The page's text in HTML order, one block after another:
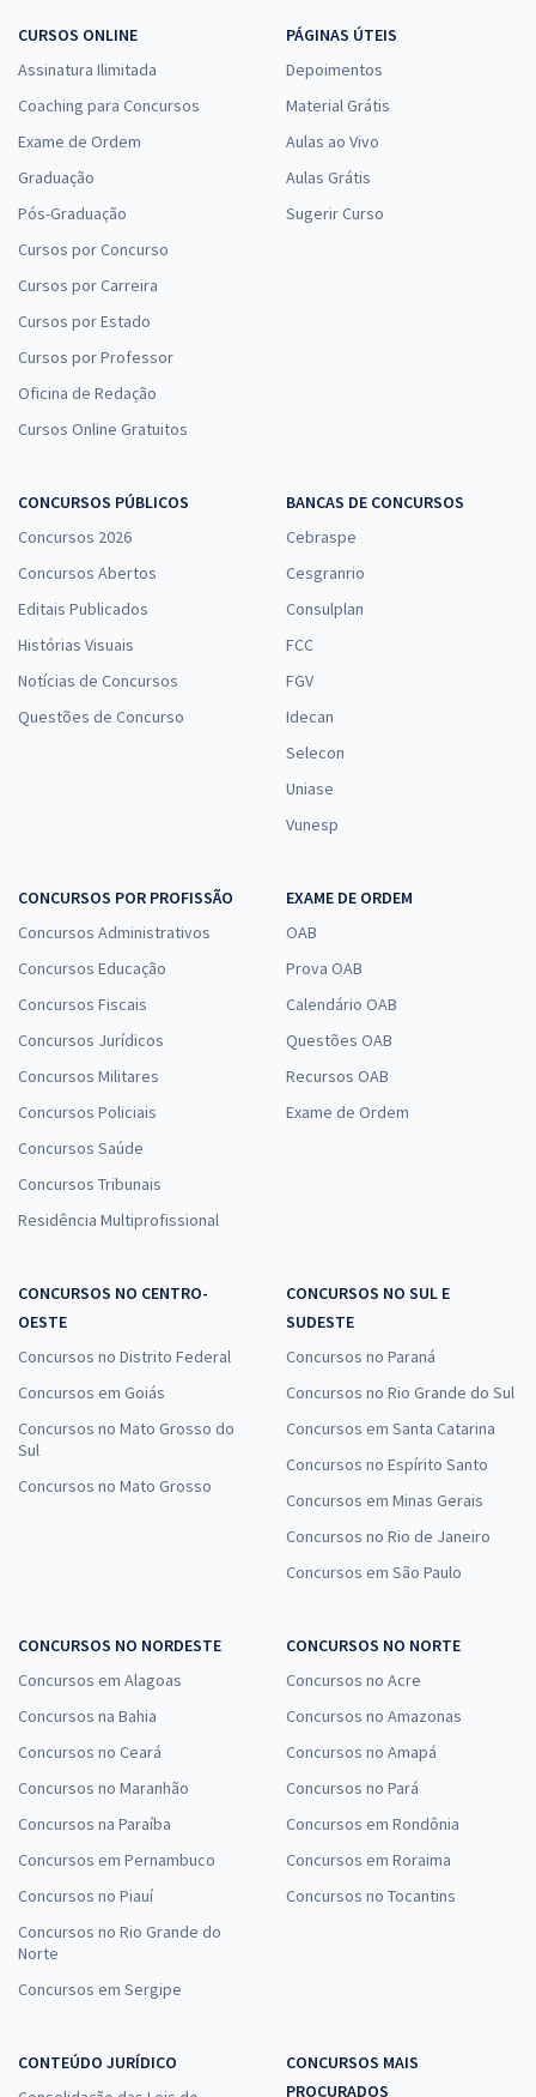
CURSOS ONLINE
Assinatura Ilimitada
Coaching para Concursos
Exame de Ordem
Graduação
Pós-Graduação
Cursos por Concurso
Cursos por Carreira
Cursos por Estado
Cursos por Professor
Oficina de Redação
Cursos Online Gratuitos
PÁGINAS ÚTEIS
Depoimentos
Material Grátis
Aulas ao Vivo
Aulas Grátis
Sugerir Curso
CONCURSOS PÚBLICOS
Concursos 2026
Concursos Abertos
Editais Publicados
Histórias Visuais
Notícias de Concursos
Questões de Concurso
BANCAS DE CONCURSOS
Cebraspe
Cesgranrio
Consulplan
FCC
FGV
Idecan
Selecon
Uniase
Vunesp
CONCURSOS POR PROFISSÃO
Concursos Administrativos
Concursos Educação
Concursos Fiscais
Concursos Jurídicos
Concursos Militares
Concursos Policiais
Concursos Saúde
Concursos Tribunais
Residência Multiprofissional
EXAME DE ORDEM
OAB
Prova OAB
Calendário OAB
Questões OAB
Recursos OAB
Exame de Ordem
CONCURSOS NO CENTRO-
OESTE
Concursos no Distrito Federal
Concursos em Goiás
Concursos no Mato Grosso do
Sul
Concursos no Mato Grosso
CONCURSOS NO SUL E
SUDESTE
Concursos no Paraná
Concursos no Rio Grande do Sul
Concursos em Santa Catarina
Concursos no Espírito Santo
Concursos em Minas Gerais
Concursos no Rio de Janeiro
Concursos em São Paulo
CONCURSOS NO NORDESTE
Concursos em Alagoas
Concursos na Bahia
Concursos no Ceará
Concursos no Maranhão
Concursos na Paraíba
Concursos em Pernambuco
Concursos no Piauí
Concursos no Rio Grande do
Norte
Concursos em Sergipe
CONCURSOS NO NORTE
Concursos no Acre
Concursos no Amazonas
Concursos no Amapá
Concursos no Pará
Concursos em Rondônia
Concursos em Roraima
Concursos no Tocantins
CONTEÚDO JURÍDICO
CONCURSOS MAIS
PROCURADOS